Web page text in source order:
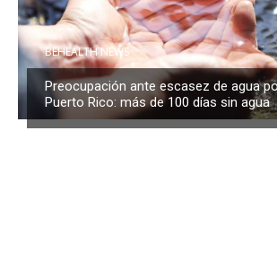
BEHEALTH NEWS
Preocupación ante escasez de agua
Puerto Rico: más de 100 días sin agua